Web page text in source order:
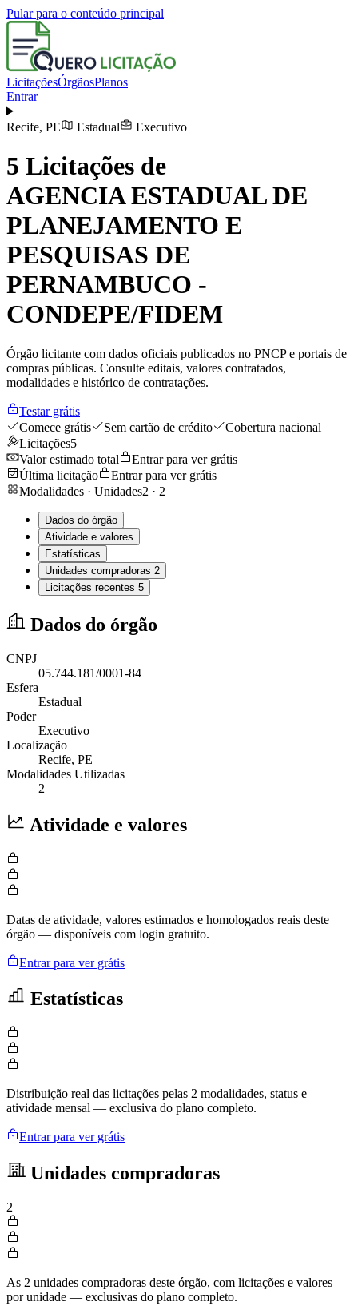
Pular para o conteúdo principal
LicitaçõesÓrgãosPlanos
Entrar
Recife, PE Estadual Executivo
5 Licitações de
AGENCIA ESTADUAL DE
PLANEJAMENTO E
PESQUISAS DE
PERNAMBUCO -
CONDEPE/FIDEM
Órgão licitante com dados oficiais publicados no PNCP e portais de
compras públicas. Consulte editais, valores contratados,
modalidades e histórico de contratações.
Testar grátis
Comece grátis
Sem cartão de crédito
Cobertura nacional
Licitações5
Valor estimado total
Entrar para ver grátis
Última licitação
Entrar para ver grátis
Modalidades · Unidades2 · 2
Dados do órgão
Atividade e valores
Estatísticas
Unidades compradoras 2
Licitações recentes 5
Dados do órgão
CNPJ
05.744.181/0001-84
Esfera
Estadual
Poder
Executivo
Localização
Recife, PE
Modalidades Utilizadas
2
Atividade e valores
Datas de atividade, valores estimados e homologados reais deste
órgão — disponíveis com login gratuito.
Entrar para ver grátis
Estatísticas
Distribuição real das licitações pelas 2 modalidades, status e
atividade mensal — exclusiva do plano completo.
Entrar para ver grátis
Unidades compradoras
2
As 2 unidades compradoras deste órgão, com licitações e valores
por unidade — exclusivas do plano completo.